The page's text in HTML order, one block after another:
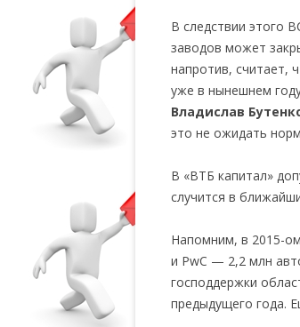
В следствии этого
заводов может
напротив, считает,
уже в нынешнем
Владислав
это не ожидать
В «ВТБ капитал»
случится в
Напомним, в 2015-
и PwC — 2,2 млн
господдержки
предыдущего года.